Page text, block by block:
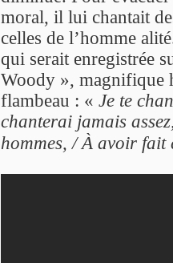
moral, il lui chantait
celles de l’homme
qui serait enregistrée
Woody », magnifique
flambeau : « Je te
chanterai jamais
hommes, / À avoir fait